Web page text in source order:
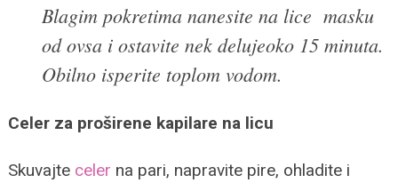
Blagim pokretima nanesite na lice masku
od ovsa i ostavite nek delujeoko 15 minuta.
Obilno isperite toplom vodom.
Celer za proširene kapilare na licu
Skuvajte celer na pari, napravite pire, ohladite i